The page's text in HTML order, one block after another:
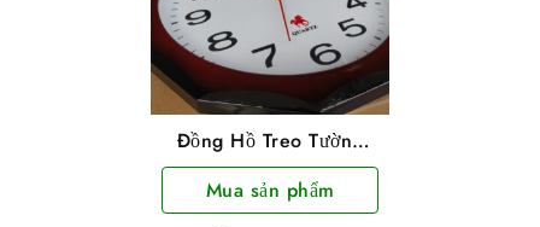
Đồng Hồ Treo Tường
Laba Loại Tròn
Mua sản phẩm